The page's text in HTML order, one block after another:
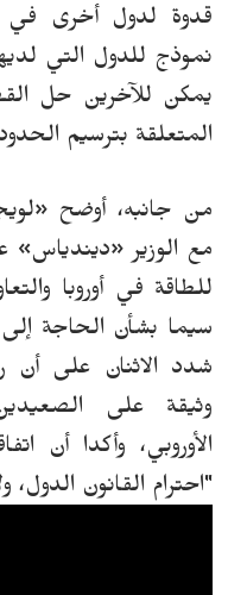
قدوة لدول أخرى في
نموذج للدول التي
يمكن للآخرين حل
المتعلقة بترسيم
من جانبه، أوضح «
مع الوزير «ديندياس»
للطاقة في أوروبا
سيما بشأن الحاجة
شدد الاثنان على أن
وثيقة على
الأوروبي، وأكدا أن
"احترام القانون الدول،